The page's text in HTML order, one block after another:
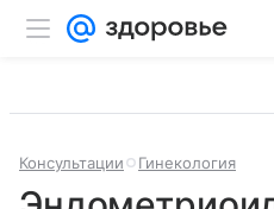
Консультации Гинекология